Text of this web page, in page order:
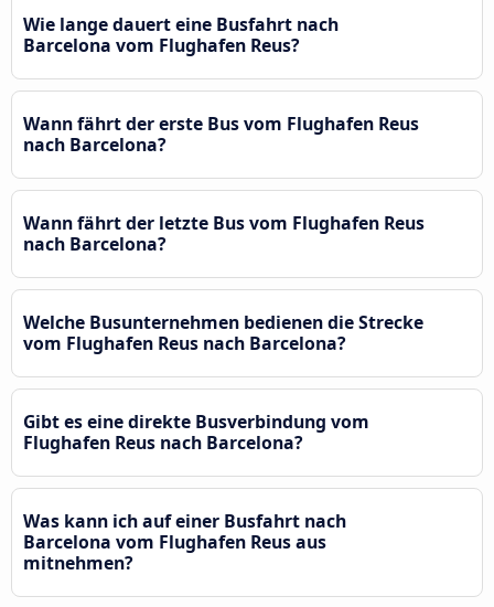
Wie lange dauert eine Busfahrt nach
Barcelona vom Flughafen Reus?
Wann fährt der erste Bus vom Flughafen Reus
nach Barcelona?
Wann fährt der letzte Bus vom Flughafen Reus
nach Barcelona?
Welche Busunternehmen bedienen die Strecke
vom Flughafen Reus nach Barcelona?
Gibt es eine direkte Busverbindung vom
Flughafen Reus nach Barcelona?
Was kann ich auf einer Busfahrt nach
Barcelona vom Flughafen Reus aus
mitnehmen?